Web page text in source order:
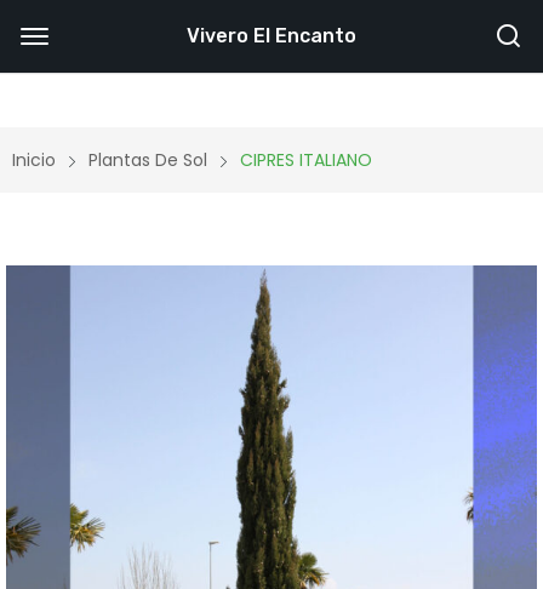
Inicio Plantas De Sol CIPRES ITALIANO
Vivero El Encanto